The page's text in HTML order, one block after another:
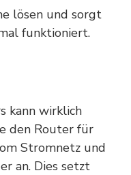
lösen und sorgt
funktioniert.
kann wirklich
den Router für
Stromnetz und
an. Dies setzt